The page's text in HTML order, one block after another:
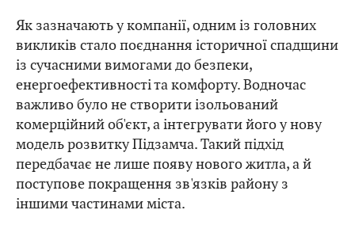
Як зазначають у компанії, одним із головних
викликів стало поєднання історичної спадщини
із сучасними вимогами до безпеки,
енергоефективності та комфорту. Водночас
важливо було не створити ізольований
комерційний об'єкт, а інтегрувати його у нову
модель розвитку Підзамча. Такий підхід
передбачає не лише появу нового житла, а й
поступове покращення зв'язків району з
іншими частинами міста.